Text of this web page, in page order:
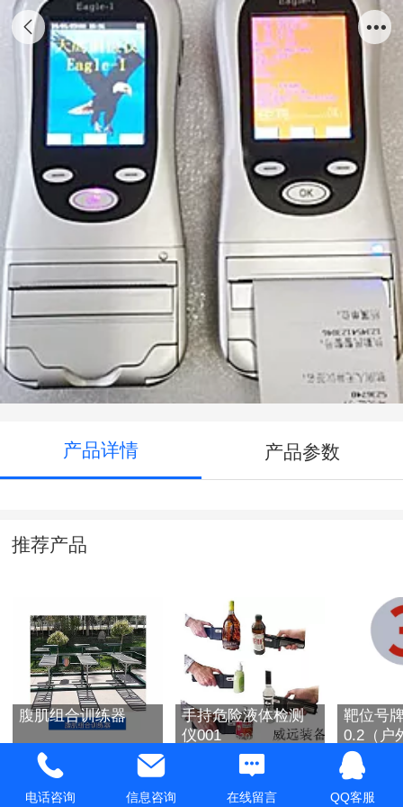
天鹰一号酒精检测仪
产品详情 产品参数
推荐产品
腹肌组合训练器
手持危险液体检测
仪001
靶位号
0.2（户
膜）
电话咨询 信息咨询 在线留言 QQ客服